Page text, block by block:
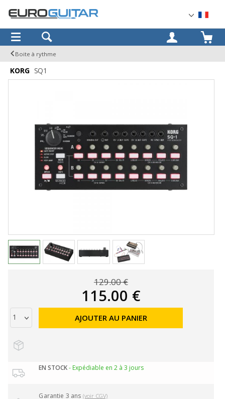
OK
Boite à rythme
KORG SQ1
129.00 €
115.00 €
AJOUTER AU PANIER
EN STOCK- Expédiable en 2 à 3 jours
Garantie 3 ans (voir CGV)